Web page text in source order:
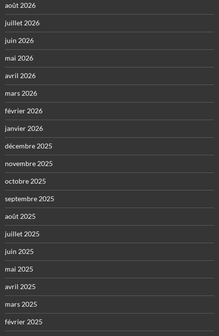
août 2026
juillet 2026
juin 2026
mai 2026
avril 2026
mars 2026
février 2026
janvier 2026
décembre 2025
novembre 2025
octobre 2025
septembre 2025
août 2025
juillet 2025
juin 2025
mai 2025
avril 2025
mars 2025
février 2025